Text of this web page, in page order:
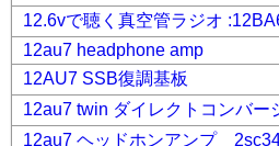
12.6vで聴く真空管ラジオ
12au7 headphone amp
12AU7 SSB復調基板
12au7 twin ダイレクトコンバー
12au7 ヘッドホンアンプ